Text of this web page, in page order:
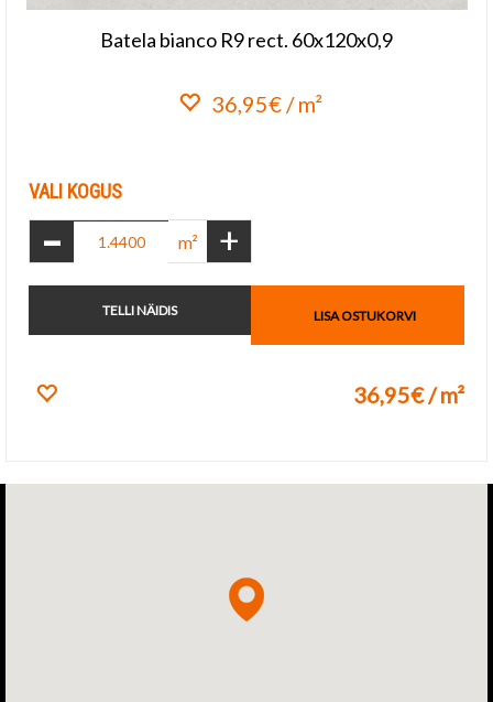
Batela bianco R9 rect. 60x120x0,9
36,95€ / m²
VALI KOGUS
- m² +
TELLI NÄIDIS LISA OSTUKORVI
36,95€ / m²